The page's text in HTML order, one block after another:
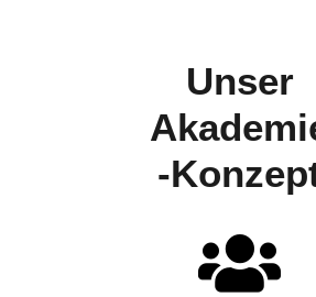
Unser
-